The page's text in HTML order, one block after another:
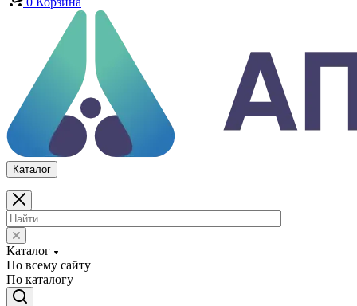
Каталог
По всему сайту
По каталогу
Войти
0
Сравнение
0
Избранное
0 Корзина